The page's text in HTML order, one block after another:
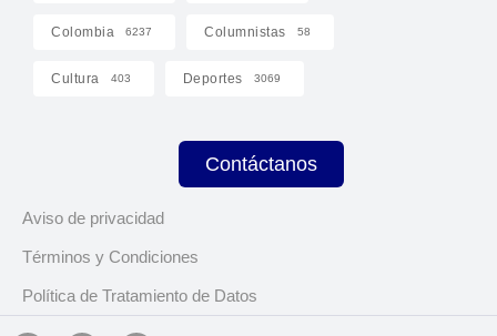
Colombia 6237 Columnistas 58
Cultura 403 Deportes 3069
Contáctanos
Aviso de privacidad
Términos y Condiciones
Política de Tratamiento de Datos